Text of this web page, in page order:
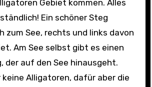
Gebiet kommen. Alles
Ein schöner Steg
zum See, rechts und links davon
Am See selbst gibt es einen
der auf den See hinausgeht.
keine Alligatoren, dafür aber die